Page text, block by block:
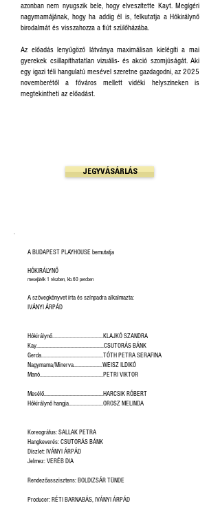
azonban nem nyugszik bele, hogy elveszítette Kayt. Megígéri
nagymamájának, hogy ha addig él is, felkutatja a Hókirálynő
birodalmát és visszahozza a fiút szülőházába.
Az előadás lenyűgöző látványa maximálisan kielégíti a mai
gyerekek csillapíthatatlan vizuális- és akció szomjúságát. Aki
egy igazi téli hangulatú mesével szeretne gazdagodni, az 2025
novemberétől a főváros mellett vidéki helyszíneken is
megtekintheti az előadást.​​
JEGYVÁSÁRLÁS
A BUDAPEST PLAYHOUSE bemutatja
​​HÓKIRÁLYNŐ
mesejáték 1 részben, kb.60 percben
A szövegkönyvet írta és színpadra alkalmazta:
IVÁNYI ÁRPÁD
Hókirálynő.....................................KLAJKÓ SZANDRA
Kay.................................................CSUTORÁS BÁNK
Gerda.............................................TÓTH PETRA SERAFINA
Nagymama/Minerva.....................WEISZ ILDIKÓ
Manó..............................................PETRI VIKTOR
Mesélő...........................................HARCSIK RÓBERT
Hókirálynő hangja.........................OROSZ MELINDA
Koreográfus: SALLAK PETRA
Hangkeverés: CSUTORÁS BÁNK
Díszlet: IVÁNYI ÁRPÁD
Jelmez: VERÉB DIA
Rendezőasszisztens: BOLDIZSÁR TÜNDE
Producer: RÉTI BARNABÁS, IVÁNYI ÁRPÁD